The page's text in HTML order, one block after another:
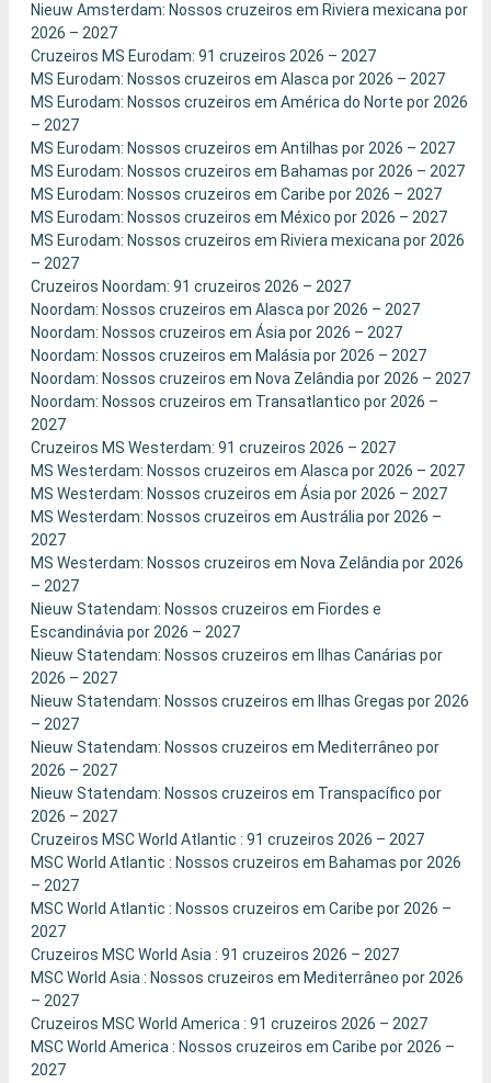
Nieuw Amsterdam: Nossos cruzeiros em Riviera mexicana por
2026 – 2027
Cruzeiros MS Eurodam: 91 cruzeiros 2026 – 2027
MS Eurodam: Nossos cruzeiros em Alasca por 2026 – 2027
MS Eurodam: Nossos cruzeiros em América do Norte por 2026
– 2027
MS Eurodam: Nossos cruzeiros em Antilhas por 2026 – 2027
MS Eurodam: Nossos cruzeiros em Bahamas por 2026 – 2027
MS Eurodam: Nossos cruzeiros em Caribe por 2026 – 2027
MS Eurodam: Nossos cruzeiros em México por 2026 – 2027
MS Eurodam: Nossos cruzeiros em Riviera mexicana por 2026
– 2027
Cruzeiros Noordam: 91 cruzeiros 2026 – 2027
Noordam: Nossos cruzeiros em Alasca por 2026 – 2027
Noordam: Nossos cruzeiros em Ásia por 2026 – 2027
Noordam: Nossos cruzeiros em Malásia por 2026 – 2027
Noordam: Nossos cruzeiros em Nova Zelândia por 2026 – 2027
Noordam: Nossos cruzeiros em Transatlantico por 2026 –
2027
Cruzeiros MS Westerdam: 91 cruzeiros 2026 – 2027
MS Westerdam: Nossos cruzeiros em Alasca por 2026 – 2027
MS Westerdam: Nossos cruzeiros em Ásia por 2026 – 2027
MS Westerdam: Nossos cruzeiros em Austrália por 2026 –
2027
MS Westerdam: Nossos cruzeiros em Nova Zelândia por 2026
– 2027
Nieuw Statendam: Nossos cruzeiros em Fiordes e
Escandinávia por 2026 – 2027
Nieuw Statendam: Nossos cruzeiros em Ilhas Canárias por
2026 – 2027
Nieuw Statendam: Nossos cruzeiros em Ilhas Gregas por 2026
– 2027
Nieuw Statendam: Nossos cruzeiros em Mediterrâneo por
2026 – 2027
Nieuw Statendam: Nossos cruzeiros em Transpacífico por
2026 – 2027
Cruzeiros MSC World Atlantic : 91 cruzeiros 2026 – 2027
MSC World Atlantic : Nossos cruzeiros em Bahamas por 2026
– 2027
MSC World Atlantic : Nossos cruzeiros em Caribe por 2026 –
2027
Cruzeiros MSC World Asia : 91 cruzeiros 2026 – 2027
MSC World Asia : Nossos cruzeiros em Mediterrâneo por 2026
– 2027
Cruzeiros MSC World America : 91 cruzeiros 2026 – 2027
MSC World America : Nossos cruzeiros em Caribe por 2026 –
2027